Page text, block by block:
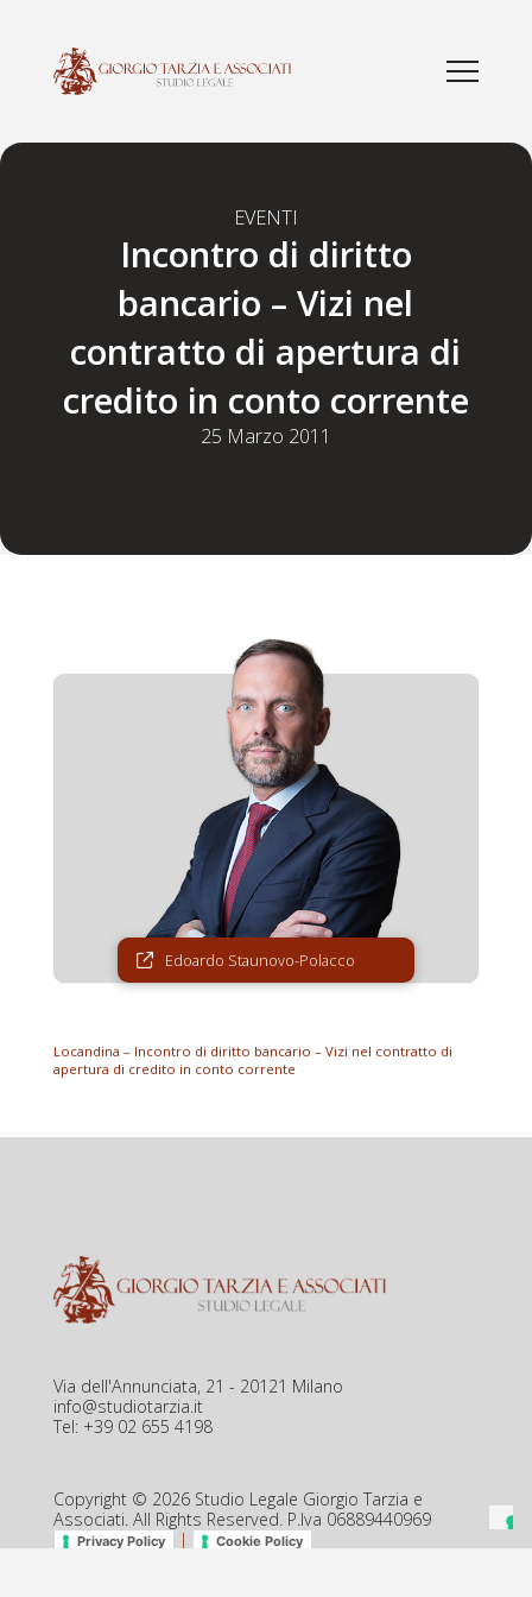
EVENTI
Incontro di diritto
bancario – Vizi nel
contratto di apertura di
credito in conto corrente
25 Marzo 2011
Edoardo Staunovo-Polacco
Locandina – Incontro di diritto bancario – Vizi nel contratto di
apertura di credito in conto corrente
Via dell'Annunciata, 21 - 20121 Milano
info@studiotarzia.it
Tel: +39 02 655 4198
Copyright © 2026 Studio Legale Giorgio Tarzia e
Associati. All Rights Reserved. P.Iva 06889440969
Privacy Policy | Cookie Policy